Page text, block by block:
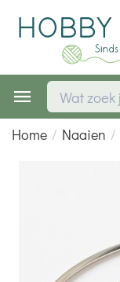
Home / Naaien /